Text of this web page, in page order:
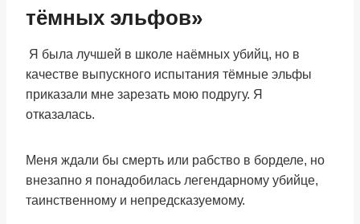
тёмных эльфов»
Я была лучшей в школе наёмных убийц, но в
качестве выпускного испытания тёмные эльфы
приказали мне зарезать мою подругу. Я
отказалась.
Меня ждали бы смерть или рабство в борделе, но
внезапно я понадобилась легендарному убийце,
таинственному и непредсказуемому.